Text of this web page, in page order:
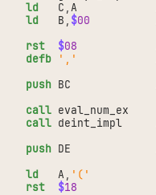
ld
C ,A
ld
B , $00
rst
$08
defb
','
push BC
call eval_num_ex
call deint_impl
push DE
ld
A , '('
rst
$18